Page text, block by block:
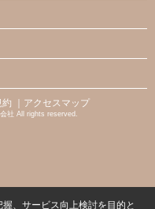
約 ｜アクセスマップ
社 All rights reserved.
、サービス向上検討を目的と